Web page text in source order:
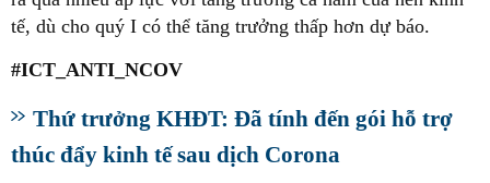
tế, dù cho quý I có thể tăng trưởng thấp hơn dự báo.
#ICT_ANTI_NCOV
Thứ trưởng KHĐT: Đã tính đến gói hỗ trợ
thúc đẩy kinh tế sau dịch Corona